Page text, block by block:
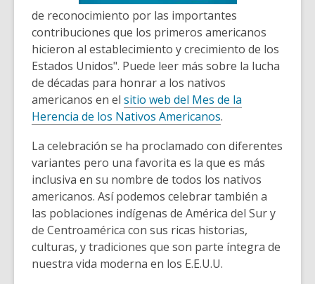
date.
de reconocimiento por las importantes
contribuciones que los primeros americanos
hicieron al establecimiento y crecimiento de los
Estados Unidos". Puede leer más sobre la lucha
de décadas para honrar a los nativos
americanos en el sitio web del Mes de la
Herencia de los Nativos Americanos.
La celebración se ha proclamado con diferentes
variantes pero una favorita es la que es más
inclusiva en su nombre de todos los nativos
americanos. Así podemos celebrar también a
las poblaciones indígenas de América del Sur y
de Centroamérica con sus ricas historias,
culturas, y tradiciones que son parte íntegra de
nuestra vida moderna en los E.E.U.U.